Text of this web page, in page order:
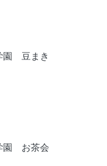
園 豆まき
園 お茶会